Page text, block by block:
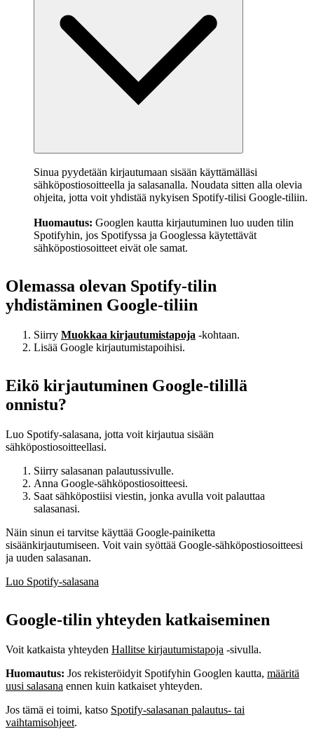
Sinua pyydetään kirjautumaan sisään käyttämälläsi
sähköpostiosoitteella ja salasanalla. Noudata sitten alla olevia
ohjeita, jotta voit yhdistää nykyisen Spotify-tilisi Google-tiliin.
Huomautus: Googlen kautta kirjautuminen luo uuden tilin
Spotifyhin, jos Spotifyssa ja Googlessa käytettävät
sähköpostiosoitteet eivät ole samat.
Olemassa olevan Spotify-tilin
yhdistäminen Google‑tiliin
Siirry Muokkaa kirjautumistapoja -kohtaan.
Lisää Google kirjautumistapoihisi.
Eikö kirjautuminen Google-tilillä
onnistu?
Luo Spotify-salasana, jotta voit kirjautua sisään
sähköpostiosoitteellasi.
Siirry salasanan palautussivulle.
Anna Google-sähköpostiosoitteesi.
Saat sähköpostiisi viestin, jonka avulla voit palauttaa
salasanasi.
Näin sinun ei tarvitse käyttää Google-painiketta
sisäänkirjautumiseen. Voit vain syöttää Google-sähköpostiosoitteesi
ja uuden salasanan.
Luo Spotify-salasana
Google-tilin yhteyden katkaiseminen
Voit katkaista yhteyden Hallitse kirjautumistapoja ‑sivulla.
Huomautus: Jos rekisteröidyit Spotifyhin Googlen kautta, määritä
uusi salasana ennen kuin katkaiset yhteyden.
Jos tämä ei toimi, katso Spotify-salasanan palautus- tai
vaihtamisohjeet.